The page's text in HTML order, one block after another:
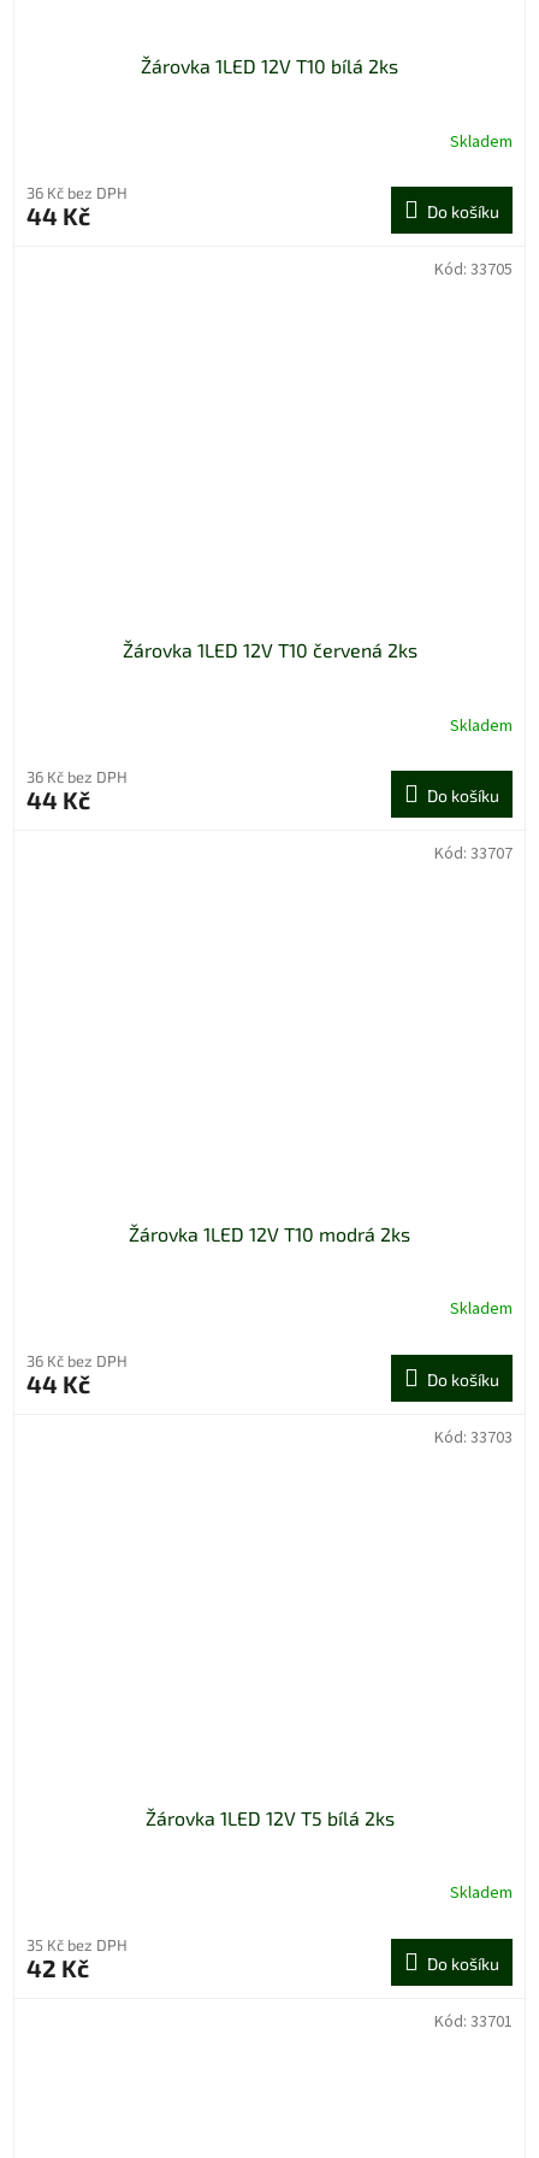
Žárovka 1LED 12V T10 bílá 2ks
Skladem
36 Kč bez DPH
44 Kč Do košíku
Žárovka 1LED 12V T10 červená 2ks
Skladem
36 Kč bez DPH
44 Kč Do košíku
Kód: 33705
Žárovka 1LED 12V T10 modrá 2ks
Skladem
36 Kč bez DPH
44 Kč Do košíku
Kód: 33707
Žárovka 1LED 12V T5 bílá 2ks
Skladem
35 Kč bez DPH
42 Kč Do košíku
Kód: 33703
Kód: 33701